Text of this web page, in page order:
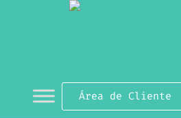
Área de Cliente